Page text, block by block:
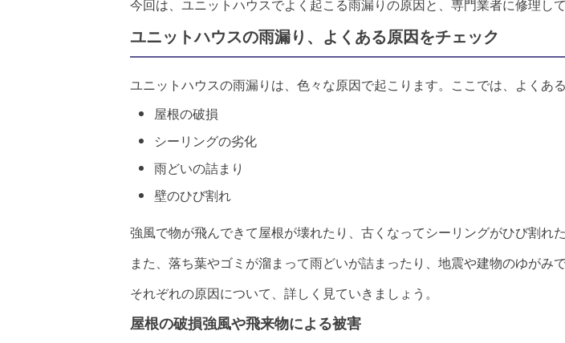
今回は、ユニットハウスでよく起こる雨漏りの原因と、専門業者に修理し
ユニットハウスの雨漏り、よくある原因をチェック
ユニットハウスの雨漏りは、色々な原因で起こります。ここでは、よくあ
屋根の破損
シーリングの劣化
雨どいの詰まり
壁のひび割れ
強風で物が飛んできて屋根が壊れたり、古くなってシーリングがひび割れ
また、落ち葉やゴミが溜まって雨どいが詰まったり、地震や建物のゆがみ
それぞれの原因について、詳しく見ていきましょう。
屋根の破損強風や飛来物による被害